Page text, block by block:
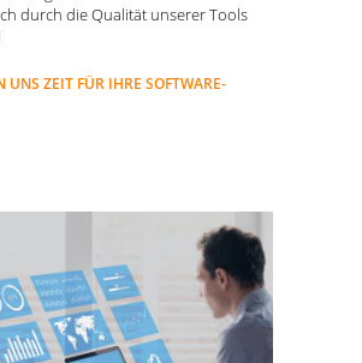
durch die Qualität unserer Tools
UNS ZEIT FÜR IHRE SOFTWARE-